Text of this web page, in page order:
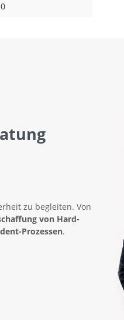
zu begleiten. Von
von Hard-
Prozessen.